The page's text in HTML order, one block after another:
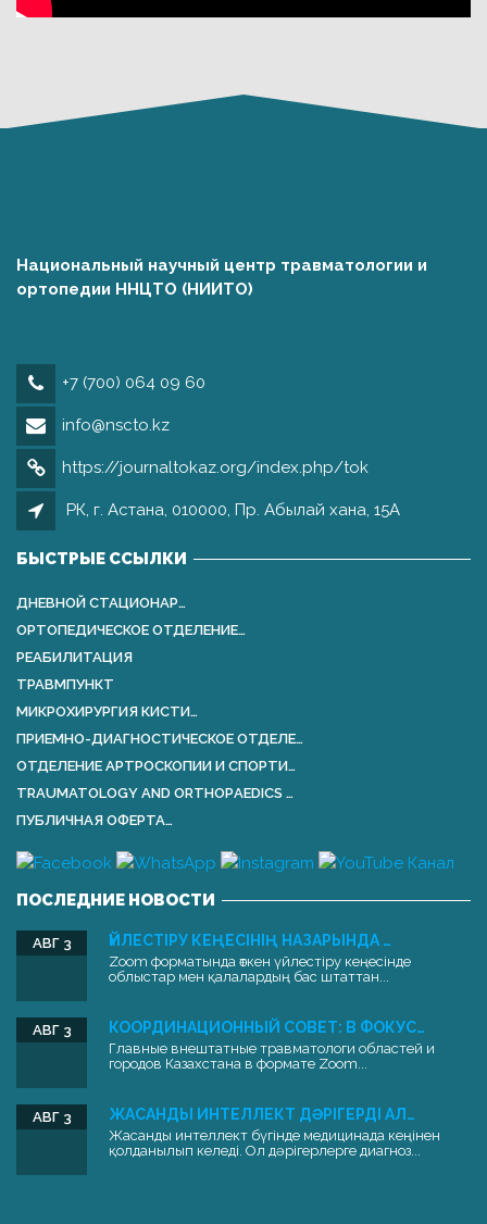
Национальный научный центр травматологии и
ортопедии ННЦТО (НИИТО)
+7 (700) 064 09 60
info@nscto.kz
https://journaltokaz.org/index.php/tok
РК, г. Астана, 010000, Пр. Абылай хана, 15А
БЫСТРЫЕ ССЫЛКИ
ДНЕВНОЙ СТАЦИОНАР…
ОРТОПЕДИЧЕСКОЕ ОТДЕЛЕНИЕ…
РЕАБИЛИТАЦИЯ
ТРАВМПУНКТ
МИКРОХИРУРГИЯ КИСТИ…
ПРИЕМНО-ДИАГНОСТИЧЕСКОЕ ОТДЕЛЕ…
ОТДЕЛЕНИЕ АРТРОСКОПИИ И СПОРТИ…
TRAUMATOLOGY AND ORTHOPАEDICS …
ПУБЛИЧНАЯ ОФЕРТА…
ПОСЛЕДНИЕ НОВОСТИ
ҮЙЛЕСТІРУ КЕҢЕСІНІҢ НАЗАРЫНДА …
АВГ 3
Zoom форматында өткен үйлестіру кеңесінде
облыстар мен қалалардың бас штаттан...
КООРДИНАЦИОННЫЙ СОВЕТ: В ФОКУС…
АВГ 3
Главные внештатные травматологи областей и
городов Казахстана в формате Zoom...
ЖАСАНДЫ ИНТЕЛЛЕКТ ДӘРІГЕРДІ АЛ…
АВГ 3
Жасанды интеллект бүгінде медицинада кеңінен
қолданылып келеді. Ол дәрігерлерге диагноз...